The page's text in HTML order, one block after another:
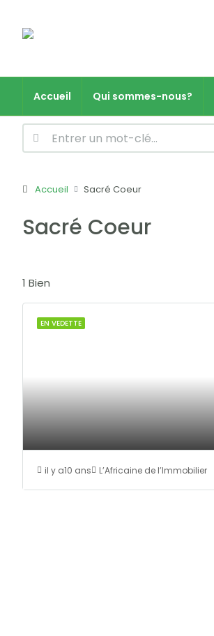
Accueil Qui sommes-nous?
Accueil Sacré Coeur
Sacré Coeur
1 Bien
EN VEDETTE
il y a10 ans L’Africaine de l’Immobilier